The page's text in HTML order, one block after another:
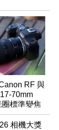
RF 與
70mm
圈標準變焦
相機大獎